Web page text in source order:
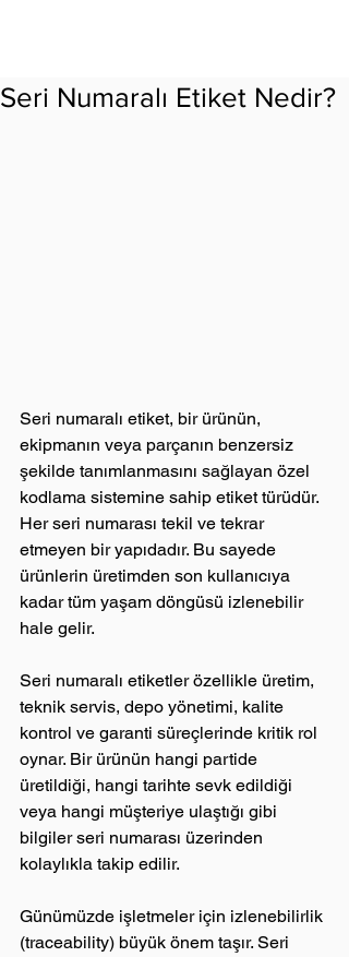
Seri Numaralı Etiket Nedir?
Seri numaralı etiket, bir ürünün,
ekipmanın veya parçanın benzersiz
şekilde tanımlanmasını sağlayan özel
kodlama sistemine sahip etiket türüdür.
Her seri numarası tekil ve tekrar
etmeyen bir yapıdadır. Bu sayede
ürünlerin üretimden son kullanıcıya
kadar tüm yaşam döngüsü izlenebilir
hale gelir.
Seri numaralı etiketler özellikle üretim,
teknik servis, depo yönetimi, kalite
kontrol ve garanti süreçlerinde kritik rol
oynar. Bir ürünün hangi partide
üretildiği, hangi tarihte sevk edildiği
veya hangi müşteriye ulaştığı gibi
bilgiler seri numarası üzerinden
kolaylıkla takip edilir.
Günümüzde işletmeler için izlenebilirlik
(traceability) büyük önem taşır. Seri